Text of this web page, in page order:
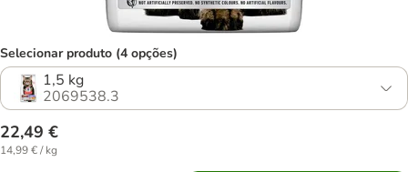
Selecionar produto (4 opções)
1,5 kg
2069538.3
22,49 €
14,99 € / kg